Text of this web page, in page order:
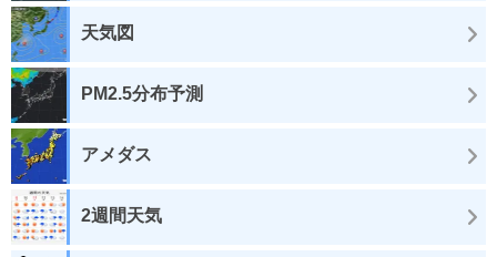
天気図
PM2.5分布予測
アメダス
2週間天気